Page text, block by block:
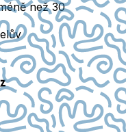
než 30